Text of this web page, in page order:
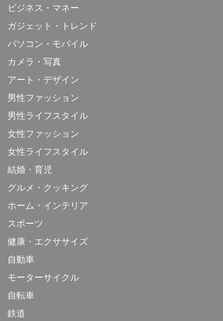
ビジネス・マネー
ガジェット・トレンド
パソコン・モバイル
カメラ・写真
アート・デザイン
男性ファッション
男性ライフスタイル
女性ファッション
女性ライフスタイル
結婚・育児
グルメ・クッキング
ホーム・インテリア
スポーツ
健康・エクササイズ
自動車
モーターサイクル
自転車
鉄道